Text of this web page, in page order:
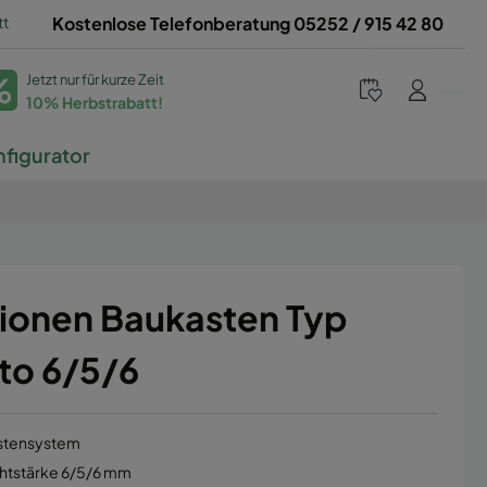
Kostenlose Telefonberatung 05252 / 915 42 80
Jetzt nur für kurze Zeit
10% Herbstrabatt!
Baukasten Typ
6/5/6
6/5/6 mm